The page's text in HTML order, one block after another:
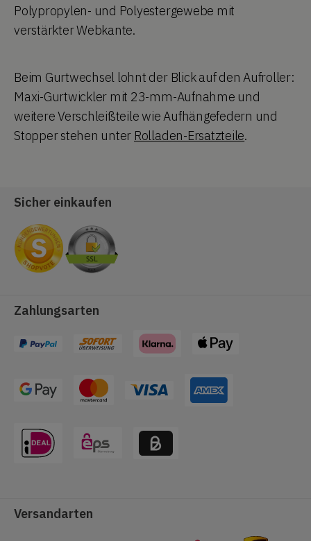
Polypropylen- und Polyestergewebe mit
verstärkter Webkante.
Beim Gurtwechsel lohnt der Blick auf den Aufroller:
Maxi-Gurtwickler mit 23-mm-Aufnahme und
weitere Verschleißteile wie Aufhängefedern und
Stopper stehen unter Rolladen-Ersatzteile.
Sicher einkaufen
Zahlungsarten
Versandarten